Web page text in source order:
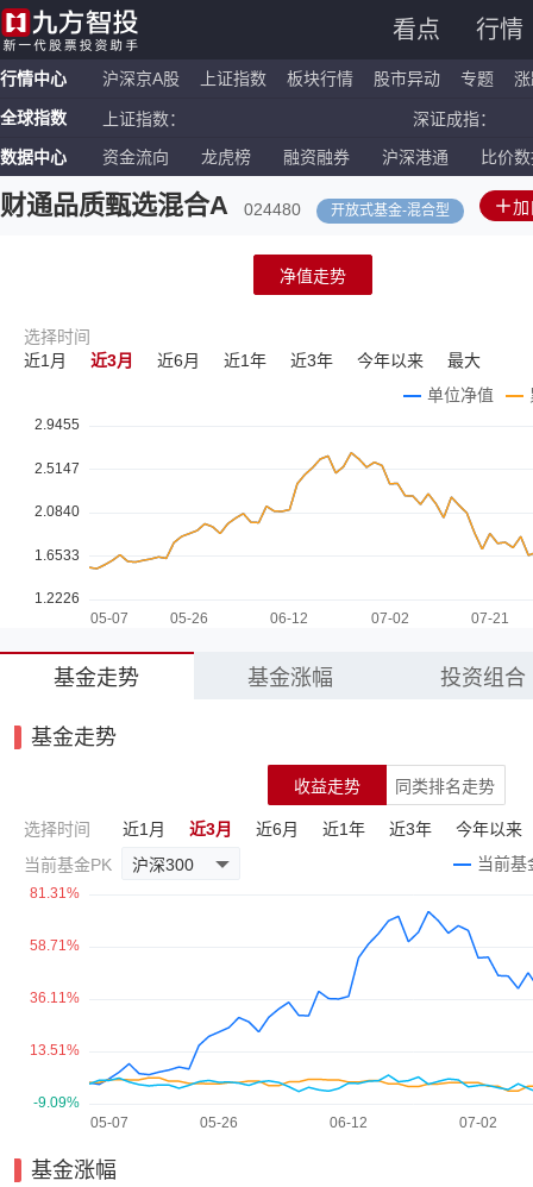
看点 行情
行情中心 沪深京A股 上证指数 板块行情 股市异动 专题
全球指数 上证指数： 深证成指：
恒生指数： 国企指数：
纳斯达克ETF： 标普500ETF：
数据中心 资金流向 龙虎榜 融资融券 沪深港通 比价
财通品质甄选混合A 024480 开放式基金-混合型 加
净值走势
选择时间
近1月
近3月 近6月 近1年 近3年 今年以来 最大
基金走势 基金涨幅 投资组合
基金走势
收益走势 同类排名走势
选择时间 近1月 近3月 近6月 近1年 近3年
今年以来
当前基金PK
沪深300
基金涨幅